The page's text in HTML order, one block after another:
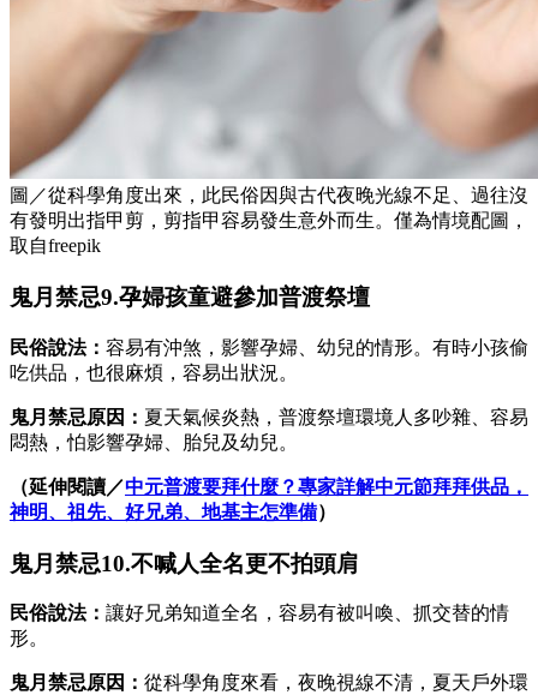
圖／從科學角度出來，此民俗因與古代夜晚光線不足、過往沒
有發明出指甲剪，剪指甲容易發生意外而生。僅為情境配圖，
取自freepik
鬼月禁忌9.孕婦孩童避參加普渡祭壇
民俗說法： 容易有沖煞，影響孕婦、幼兒的情形。有時小孩偷
吃供品，也很麻煩，容易出狀況。
鬼月禁忌原因： 夏天氣候炎熱，普渡祭壇環境人多吵雜、容易
悶熱，怕影響孕婦、胎兒及幼兒。
（延伸閱讀／中元普渡要拜什麼？專家詳解中元節拜拜供品，
神明、祖先、好兄弟、地基主怎準備）
鬼月禁忌10.不喊人全名更不拍頭肩
民俗說法： 讓好兄弟知道全名，容易有被叫喚、抓交替的情
形。
鬼月禁忌原因： 從科學角度來看，夜晚視線不清，夏天戶外環